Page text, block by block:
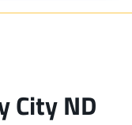
City ND